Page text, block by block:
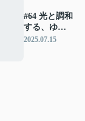
#64 光と調和
する、ゆと
りのある住
2025.07.15